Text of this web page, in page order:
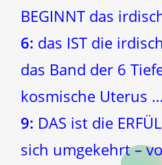
BEGINNT das
6: das IST die
das Band der 6
kosmische Uterus …
9: DAS ist die
sich umgekehrt –